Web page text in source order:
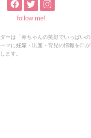
follow me!
ーは「赤ちゃんの笑顔でいっぱいの
マに妊娠・出産・育児の情報を日が
ます。